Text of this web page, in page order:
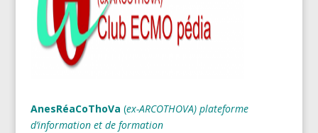
AnesRéaCoThoVa (ex-ARCOTHOVA) plateforme
d’information et de formation